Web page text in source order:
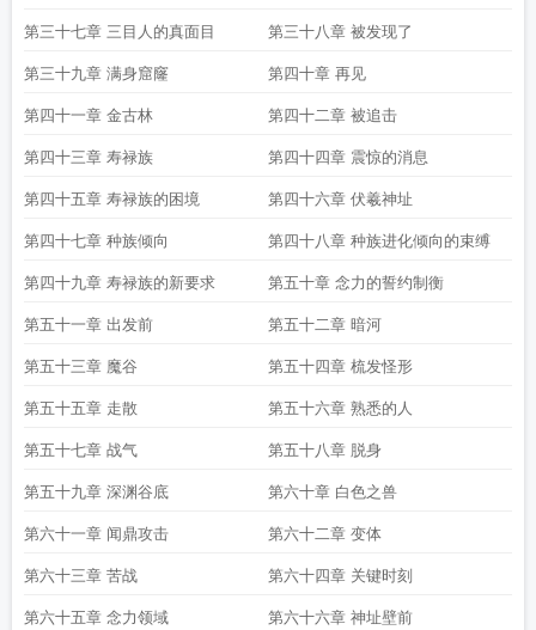
第三十七章 三目人的真面目 第三十八章 被发现了
第三十九章 满身窟窿 第四十章 再见
第四十一章 金古林 第四十二章 被追击
第四十三章 寿禄族 第四十四章 震惊的消息
第四十五章 寿禄族的困境 第四十六章 伏羲神址
第四十七章 种族倾向 第四十八章 种族进化倾向的束缚
第四十九章 寿禄族的新要求 第五十章 念力的誓约制衡
第五十一章 出发前 第五十二章 暗河
第五十三章 魔谷 第五十四章 梳发怪形
第五十五章 走散 第五十六章 熟悉的人
第五十七章 战气 第五十八章 脱身
第五十九章 深渊谷底 第六十章 白色之兽
第六十一章 闻鼎攻击 第六十二章 变体
第六十三章 苦战 第六十四章 关键时刻
第六十五章 念力领域 第六十六章 神址壁前